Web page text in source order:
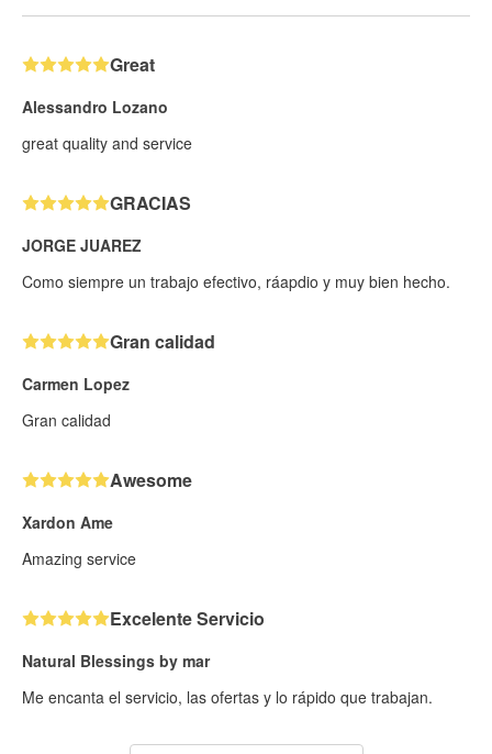
Great
Alessandro Lozano
great quality and service
GRACIAS
JORGE JUAREZ
Como siempre un trabajo efectivo, ráapdio y muy bien hecho.
Gran calidad
Carmen Lopez
Gran calidad
Awesome
Xardon Ame
Amazing service
Excelente Servicio
Natural Blessings by mar
Me encanta el servicio, las ofertas y lo rápido que trabajan.